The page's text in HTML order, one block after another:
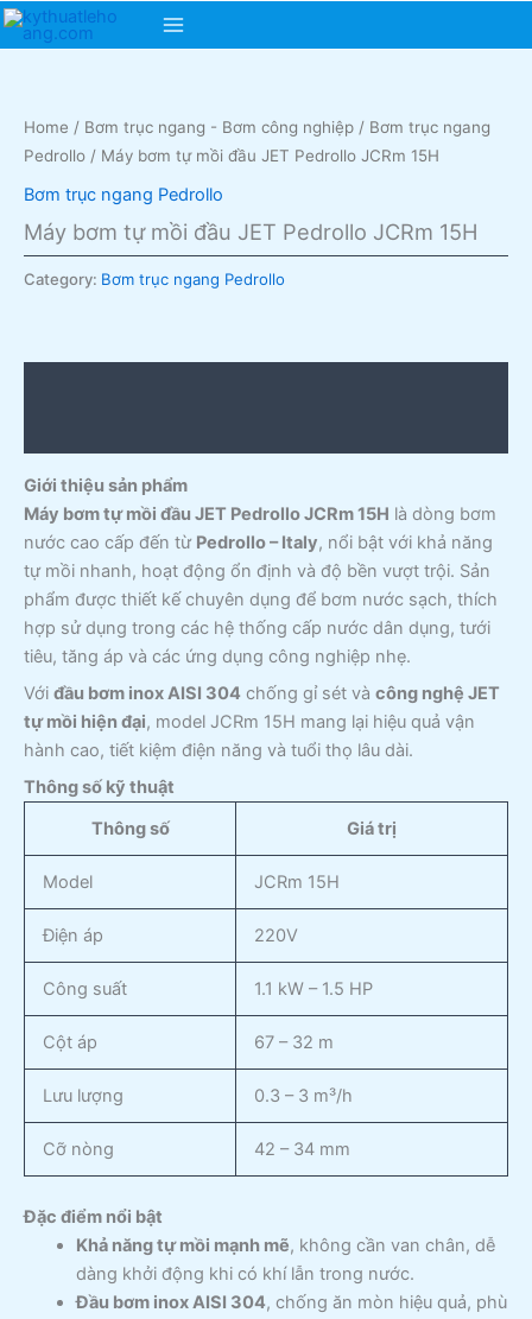
Skip
Main
Home / Bơm trục ngang - Bơm công nghiệp / Bơm trục ngang
Pedrollo / Máy bơm tự mồi đầu JET Pedrollo JCRm 15H
Bơm trục ngang Pedrollo
Máy bơm tự mồi đầu JET Pedrollo JCRm 15H
Category: Bơm trục ngang Pedrollo
Giới thiệu sản phẩm
Máy bơm tự mồi đầu JET Pedrollo JCRm 15H là dòng bơm
nước cao cấp đến từ Pedrollo – Italy, nổi bật với khả năng
tự mồi nhanh, hoạt động ổn định và độ bền vượt trội. Sản
phẩm được thiết kế chuyên dụng để bơm nước sạch, thích
hợp sử dụng trong các hệ thống cấp nước dân dụng, tưới
tiêu, tăng áp và các ứng dụng công nghiệp nhẹ.
Với đầu bơm inox AISI 304 chống gỉ sét và công nghệ JET
tự mồi hiện đại, model JCRm 15H mang lại hiệu quả vận
hành cao, tiết kiệm điện năng và tuổi thọ lâu dài.
Thông số kỹ thuật
Thông số
Giá trị
Model JCRm 15H
Điện áp 220V
Công suất 1.1 kW – 1.5 HP
Cột áp 67 – 32 m
Lưu lượng 0.3 – 3 m³/h
Cỡ nòng 42 – 34 mm
Đặc điểm nổi bật
Khả năng tự mồi mạnh mẽ, không cần van chân, dễ
dàng khởi động khi có khí lẫn trong nước.
Đầu bơm inox AISI 304, chống ăn mòn hiệu quả, phù